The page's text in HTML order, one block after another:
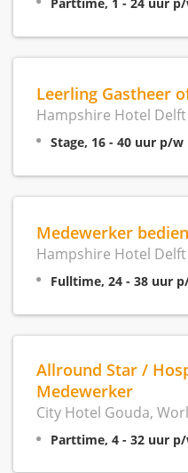
Leerling Gastheer
Hampshire Hotel
Stage, 16 - 40 uur p/w
Medewerker
Hampshire Hotel
Fulltime, 24 - 38 uur
Allround Star /
Medewerker
City Hotel Gouda,
Parttime, 4 - 32 uur